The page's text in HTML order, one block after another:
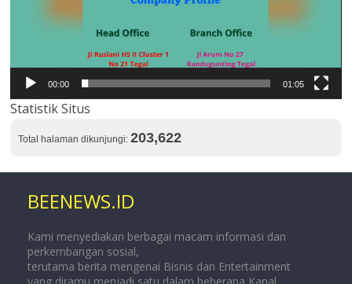
00:00 01:05
Statistik Situs
Total halaman dikunjungi:203,622
BEENEWS.ID
Kami menyediakan berbagai macam informasi dan
perkembangan sosial,
terutama berita mengenai Bisnis dan Entertainment
yang diramu menjadi satu dalam beberapa Kanal.